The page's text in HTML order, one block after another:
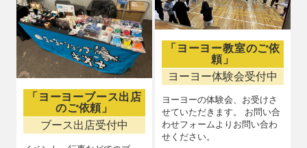
「ヨーヨーブース出店
のご依頼」
ブース出店受付中
「ヨーヨー教室のご依
頼」
ヨーヨー体験会受付中
ヨーヨーの体験会、お受けさ
せていただきます。 お問い合
わせフォームよりお問い合わ
せください。